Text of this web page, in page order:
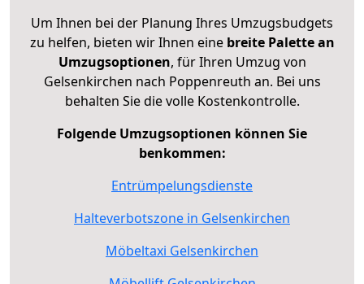
Um Ihnen bei der Planung Ihres Umzugsbudgets
zu helfen, bieten wir Ihnen eine breite Palette an
Umzugsoptionen, für Ihren Umzug von
Gelsenkirchen nach Poppenreuth an. Bei uns
behalten Sie die volle Kostenkontrolle.
Folgende Umzugsoptionen können Sie
benkommen:
Entrümpelungsdienste
Halteverbotszone in Gelsenkirchen
Möbeltaxi Gelsenkirchen